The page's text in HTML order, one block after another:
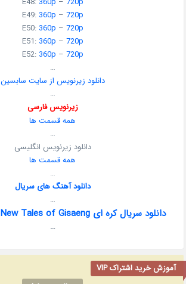
E49: 360p – 720p
E50: 360p – 720p
E51: 360p – 720p
E52: 360p – 720p
…
دانلود زیرنویس از سایت سابسین
…
زیرنویس فارسی
همه قسمت ها
…
دانلود زیرنویس انگلیسی
همه قسمت ها
…
دانلود آهنگ های سریال
…
دانلود سریال کره ای New Tales of Gisaeng با لینک مستقیم
…
آموزش خرید اشتراک VIP